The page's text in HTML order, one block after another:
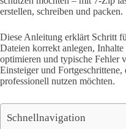
erstellen, schreiben und packen.
Diese Anleitung erklärt Schritt
Dateien korrekt anlegen,
optimieren und typische Fehler
Einsteiger und
professionell nutzen möchten.
Schnellnavigation